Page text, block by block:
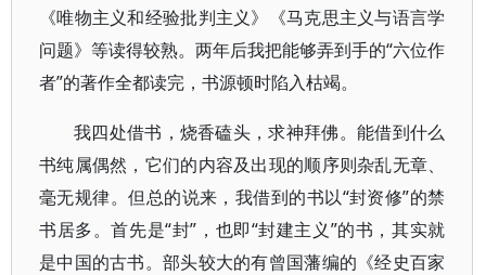
《唯物主义和经验批判主义》《马克思主义与语言学
问题》等读得较熟。两年后我把能够弄到手的“六位作
者”的著作全都读完，书源顿时陷入枯竭。
我四处借书，烧香磕头，求神拜佛。能借到什么
书纯属偶然，它们的内容及出现的顺序则杂乱无章、
毫无规律。但总的说来，我借到的书以“封资修”的禁
书居多。首先是“封”，也即“封建主义”的书，其实就
是中国的古书。部头较大的有曾国藩编的《经史百家